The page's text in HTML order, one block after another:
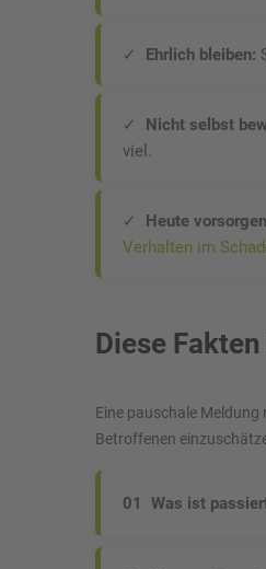
✓ Ehrlich bleiben:
✓ Nicht selbst
viel.
✓ Heute
Verhalten im
Diese
Eine pauschale
Betroffenen
01 Was ist